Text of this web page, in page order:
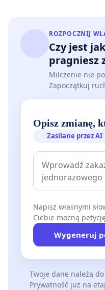
ROZPOCZNIJ
Czy jest
pragniesz
Milczenie nie
Zapoczątkuj
Opisz zmianę,
Zasilane przez AI
Napisz własnymi
Ciebie mocną
Wygeneruj
Twoje dane należą
Prywatność już na